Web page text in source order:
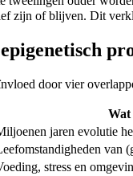
zijn of blijven. Dit
door vier
Wat
jaren evolutie
van
stress en